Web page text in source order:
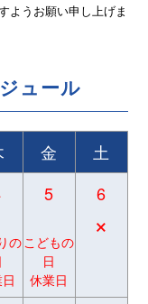
ようお願い申し上げま
ュール
金
土
の
5
こどもの
日
休業日
6
×